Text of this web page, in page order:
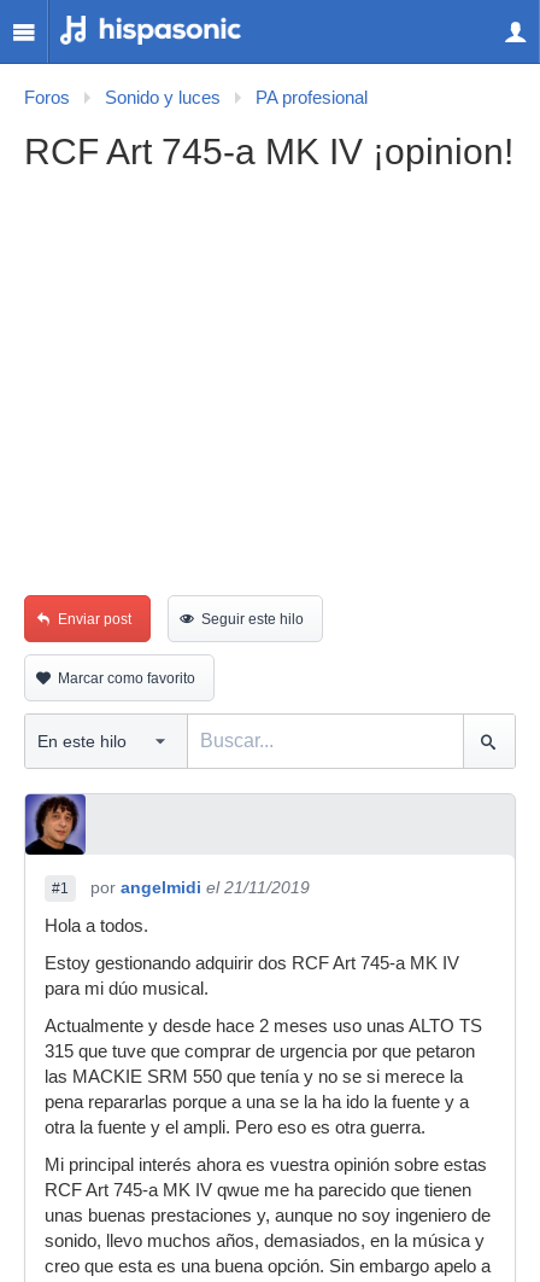
Foros Sonido y luces PA profesional
RCF Art 745-a MK IV ¡opinion!
Enviar post Seguir este hilo
Marcar como favorito
#1 por angelmidi el 21/11/2019
Hola a todos.
Estoy gestionando adquirir dos RCF Art 745-a MK IV
para mi dúo musical.
Actualmente y desde hace 2 meses uso unas ALTO TS
315 que tuve que comprar de urgencia por que petaron
las MACKIE SRM 550 que tenía y no se si merece la
pena repararlas porque a una se la ha ido la fuente y a
otra la fuente y el ampli. Pero eso es otra guerra.
Mi principal interés ahora es vuestra opinión sobre estas
RCF Art 745-a MK IV qwue me ha parecido que tienen
unas buenas prestaciones y, aunque no soy ingeniero de
sonido, llevo muchos años, demasiados, en la música y
creo que esta es una buena opción. Sin embargo apelo a